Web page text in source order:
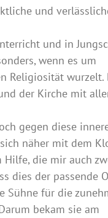
und
und in
wenn es um
Religiosität wurzelt.
der Kirche mit
gegen diese
näher mit dem
die mir auch
dies der passende
Sühne für die
bekam sie am